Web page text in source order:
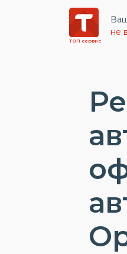
ТОП сервис
не